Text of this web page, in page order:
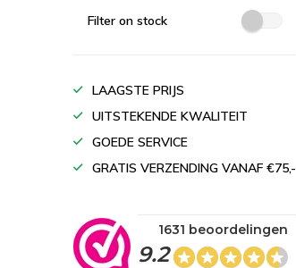
Filter on stock
LAAGSTE PRIJS
UITSTEKENDE KWALITEIT
GOEDE SERVICE
GRATIS VERZENDING VANAF €75,-
9.2
1631 beoordelingen